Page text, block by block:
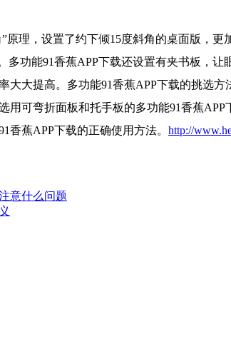
，设置了约下倾15度斜角的桌面版
多功能91香蕉APP下载还设置有夹书板
大大提高。多功能91香蕉APP下载的挑
用可弯折面板和托手板的多功能91香蕉
香蕉APP下载的正确使用方法。 http://
意什么问题